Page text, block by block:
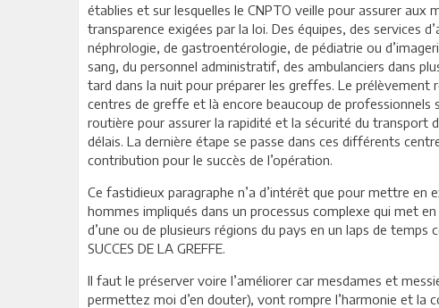
établies et sur lesquelles le CNPTO veille pour assurer
transparence exigées par la loi. Des équipes, des services
néphrologie, de gastroentérologie, de pédiatrie ou
sang, du personnel administratif, des ambulanciers dans
tard dans la nuit pour préparer les greffes. Le prélèvement
centres de greffe et là encore beaucoup de
routière pour assurer la rapidité et la sécurité du transport
délais. La dernière étape se passe dans ces différents
contribution pour le succès de l’opération.
Ce fastidieux paragraphe n’a d’intérêt que pour mettre
hommes impliqués dans un processus complexe qui met
d’une ou de plusieurs régions du pays en un laps de temps
SUCCES DE LA GREFFE.
Il faut le préserver voire l’améliorer car mesdames et
permettez moi d’en douter), vont rompre l’harmonie et la